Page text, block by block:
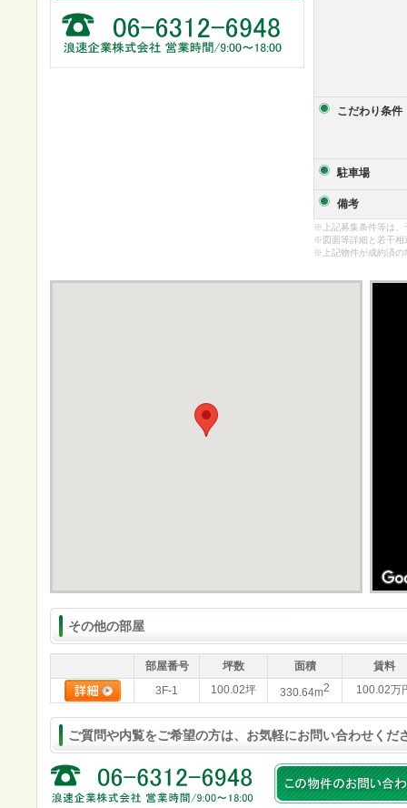
こだわり条件
駐車場
備考
※上記募集条件等は、
※図面等詳細と若干相
※上記物件が成約済の
その他の部屋
部屋番号 坪数 面積
賃料
3F-1
100.02坪 330.64m2 100.02万
ご質問や内覧をご希望の方は、お気軽にお問い合わせくだ